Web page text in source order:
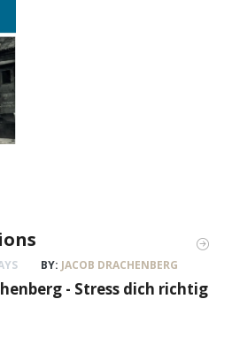
BY: JACOB DRACHENBERG
- Stress dich richtig